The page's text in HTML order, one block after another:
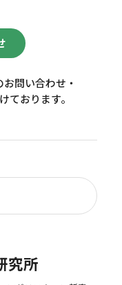
問い合わせ・
ております。
究所